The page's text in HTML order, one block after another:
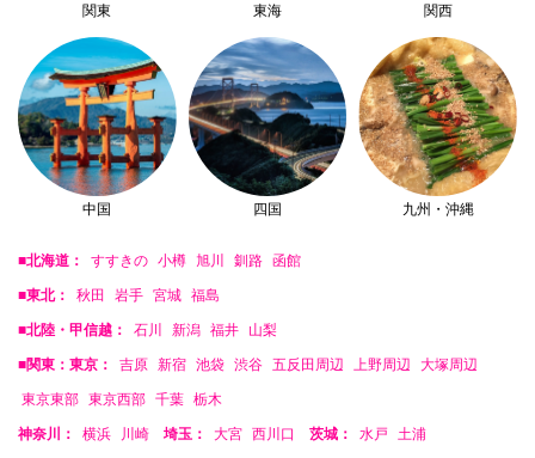
関東 東海 関西
中国 四国 九州・沖縄
■北海道： すすきの 小樽 旭川 釧路 函館
■東北： 秋田 岩手 宮城 福島
■北陸・甲信越： 石川 新潟 福井 山梨
■関東：東京： 吉原 新宿 池袋 渋谷 五反田周辺 上野周辺 大塚周辺
東京東部 東京西部 千葉 栃木
神奈川： 横浜 川崎 埼玉： 大宮 西川口 茨城： 水戸 土浦